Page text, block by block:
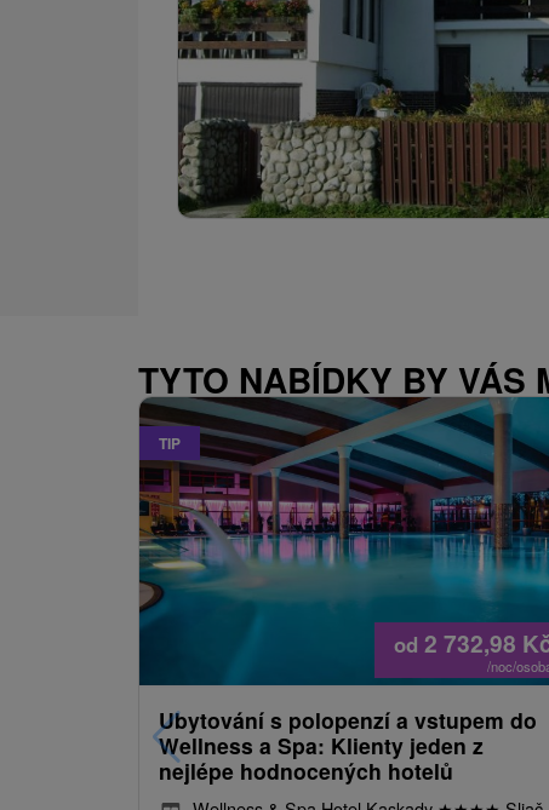
TYTO NABÍDKY BY VÁS
TIP
od 2 732,98
/noc/
Ubytování s polopenzí a vstupem do
Wellness a Spa: Klienty jeden z
nejlépe hodnocených hotelů